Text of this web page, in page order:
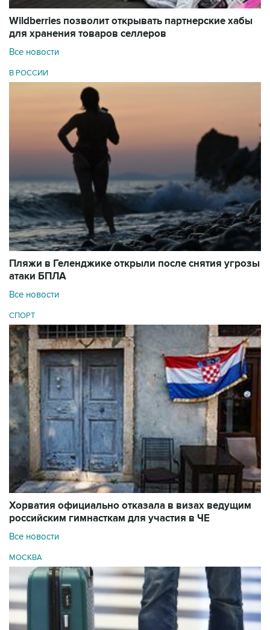
Wildberries позволит открывать партнерские хабы
для хранения товаров селлеров
Все новости
В РОССИИ
Пляжи в Геленджике открыли после снятия угрозы
атаки БПЛА
Все новости
СПОРТ
Хорватия официально отказала в визах ведущим
российским гимнасткам для участия в ЧЕ
Все новости
МОСКВА